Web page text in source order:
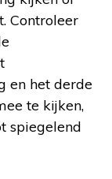
Controleer
en het derde
te kijken,
spiegelend